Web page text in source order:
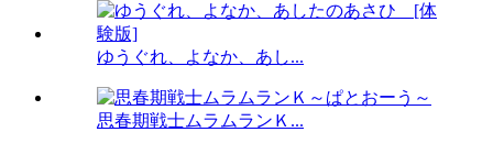
ゆうぐれ、よなか、あし...
思春期戦士ムラムランＫ...